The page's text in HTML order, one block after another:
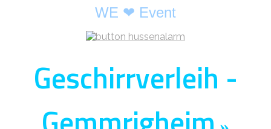
WE ❤ Event
Geschirrverleih -